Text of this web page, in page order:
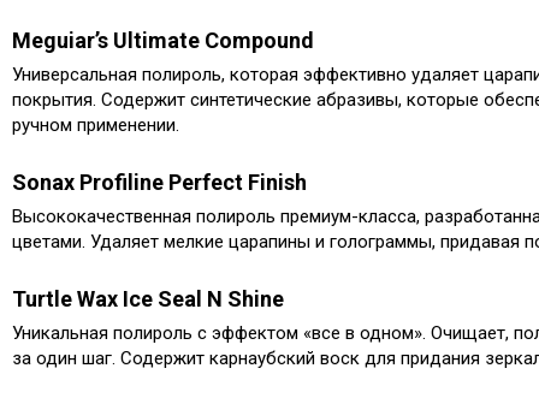
Meguiar’s Ultimate Compound
Универсальная полироль, которая эффективно удаляет
покрытия.​ Содержит синтетические абразивы, которые
ручном применении.​
Sonax Profiline Perfect Finish
Высококачественная полироль премиум-класса,
цветами.​ Удаляет мелкие царапины и голограммы, придавая
Turtle Wax Ice Seal N Shine
Уникальная полироль с эффектом «все в одном».​ Очищает,
за один шаг.​ Содержит карнаубский воск для придания